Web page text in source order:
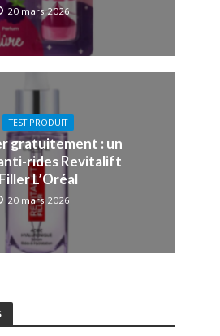
20 mars 2026
TEST PRODUIT
gratuitement : un
rides Revitalift
Filler L’Oréal
20 mars 2026